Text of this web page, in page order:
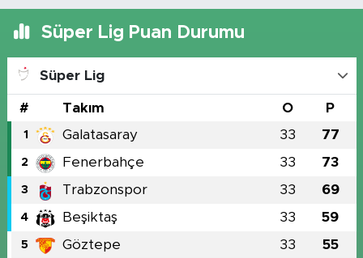
Süper Lig Puan Durumu
Süper Lig
# Takım O P
1 Galatasaray 33 77
2 Fenerbahçe 33 73
3 Trabzonspor 33 69
4 Beşiktaş 33 59
5 Göztepe 33 55